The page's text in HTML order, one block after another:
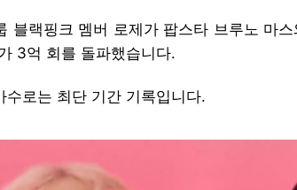
블랙핑크 멤버 로제가 팝스타 브루노 마
3억 회를 돌파했습니다.
수로는 최단 기간 기록입니다.